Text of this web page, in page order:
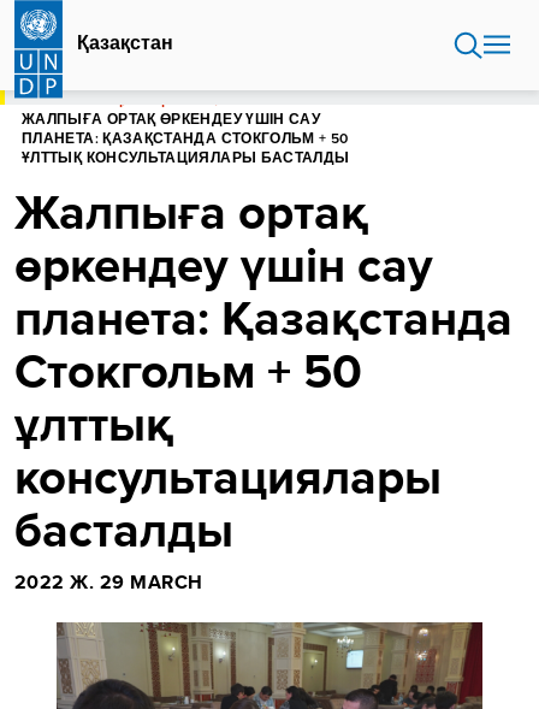
Skip
main
content
Қазақстан
БАСТЫ БЕТ
ЖАЛПЫҒА ОРТАҚ ӨРКЕНДЕУ ҮШІН САУ
ПЛАНЕТА: ҚАЗАҚСТАНДА СТОКГОЛЬМ + 50
ҰЛТТЫҚ КОНСУЛЬТАЦИЯЛАРЫ БАСТАЛДЫ
Жалпыға ортақ
өркендеу үшін сау
планета: Қазақстанда
Стокгольм + 50
ұлттық
консультациялары
басталды
2022 Ж. 29 MARCH